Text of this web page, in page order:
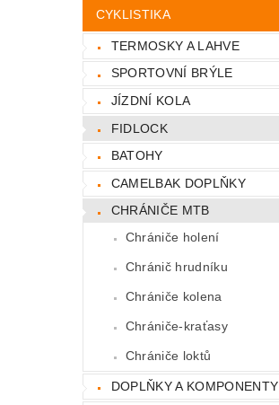
CYKLISTIKA
TERMOSKY A LAHVE
SPORTOVNÍ BRÝLE
JÍZDNÍ KOLA
FIDLOCK
BATOHY
CAMELBAK DOPLŇKY
CHRÁNIČE MTB
Chrániče holení
Chránič hrudníku
Chrániče kolena
Chrániče-kraťasy
Chrániče loktů
DOPLŇKY A KOMPONENTY